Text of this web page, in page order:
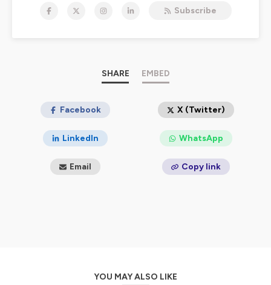
retrouver du temps pour toi et installer plus d’harmonie à la
sereines. Je te partagerais aussi mon expérience en classe de
maternelle, des découvertes apprises en formations et des
temps à l'école et à la maison.
Abonne-toi
et soutiens le podcast avec ⭐⭐⭐⭐⭐
Tu veux aller plus loin? RDV ici: Offres en
Papotons:
pour plus d'informations.
Subscribe
SHARE EMBED
Facebook X (Twitter)
LinkedIn WhatsApp
Email Copy link
YOU MAY ALSO LIKE